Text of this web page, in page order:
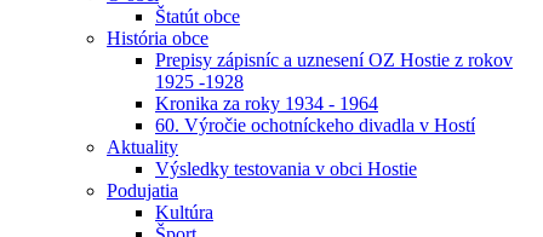
Štatút obce
História obce
Prepisy zápisníc a uznesení OZ Hostie z rokov
1925 -1928
Kronika za roky 1934 - 1964
60. Výročie ochotníckeho divadla v Hostí
Aktuality
Výsledky testovania v obci Hostie
Podujatia
Kultúra